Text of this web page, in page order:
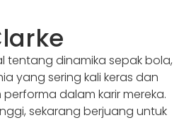
tentang dinamika sepak bola,
yang sering kali keras dan
dalam karir mereka.
sekarang berjuang untuk